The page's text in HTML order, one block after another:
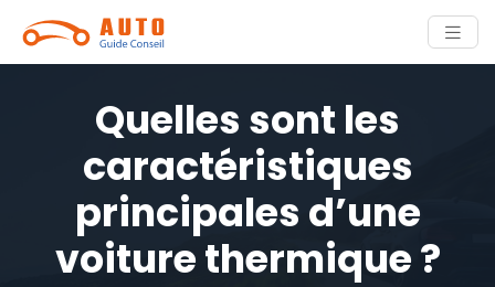
Quelles sont les
caractéristiques
principales d’une
voiture thermique ?